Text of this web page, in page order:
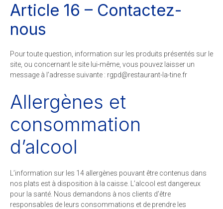
Article 16 – Contactez-
nous
Pour toute question, information sur les produits présentés sur le
site, ou concernant le site lui-même, vous pouvez laisser un
message à l’adresse suivante : rf.enit-al-tnaruatser@dpgr
Allergènes et
consommation
d’alcool
L’information sur les 14 allergènes pouvant être contenus dans
nos plats est à disposition à la caisse. L’alcool est dangereux
pour la santé. Nous demandons à nos clients d’être
responsables de leurs consommations et de prendre les